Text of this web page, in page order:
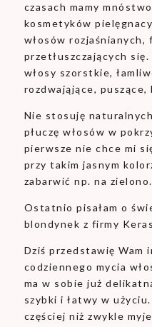
czasach mamy
kosmetyków
włosów rozjaśnianych,
przetłuszczających
włosy szorstkie,
rozdwająjące,
Nie stosuję
płuczę włosów w
pierwsze nie chce mi
przy takim jasnym
zabarwić np. na zielono.
Ostatnio pisałam o
blondynek z firmy
Dziś przedstawię Wam
codziennego mycia
ma w sobie już
szybki i łatwy w
częściej niż zwykle